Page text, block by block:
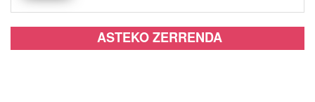
ASTEKO ZERRENDA